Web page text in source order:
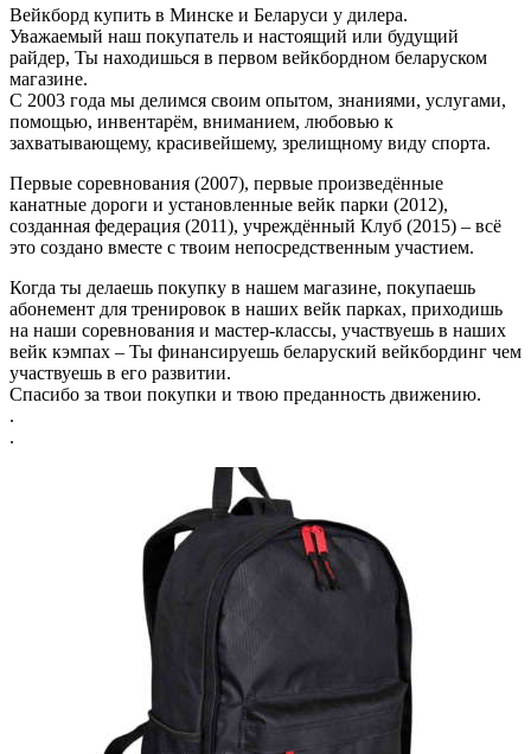
Вейкборд купить в Минске и Беларуси у дилера.
Уважаемый наш покупатель и настоящий или будущий
райдер, Ты находишься в первом вейкбордном беларуском
магазине.
С 2003 года мы делимся своим опытом, знаниями, услугами,
помощью, инвентарём, вниманием, любовью к
захватывающему, красивейшему, зрелищному виду спорта.
Первые соревнования (2007), первые произведённые
канатные дороги и установленные вейк парки (2012),
созданная федерация (2011), учреждённый Клуб (2015) – всё
это создано вместе с твоим непосредственным участием.
Когда ты делаешь покупку в нашем магазине, покупаешь
абонемент для тренировок в наших вейк парках, приходишь
на наши соревнования и мастер-классы, участвуешь в наших
вейк кэмпах – Ты финансируешь беларуский вейкбординг чем
участвуешь в его развитии.
Спасибо за твои покупки и твою преданность движению.
.
.